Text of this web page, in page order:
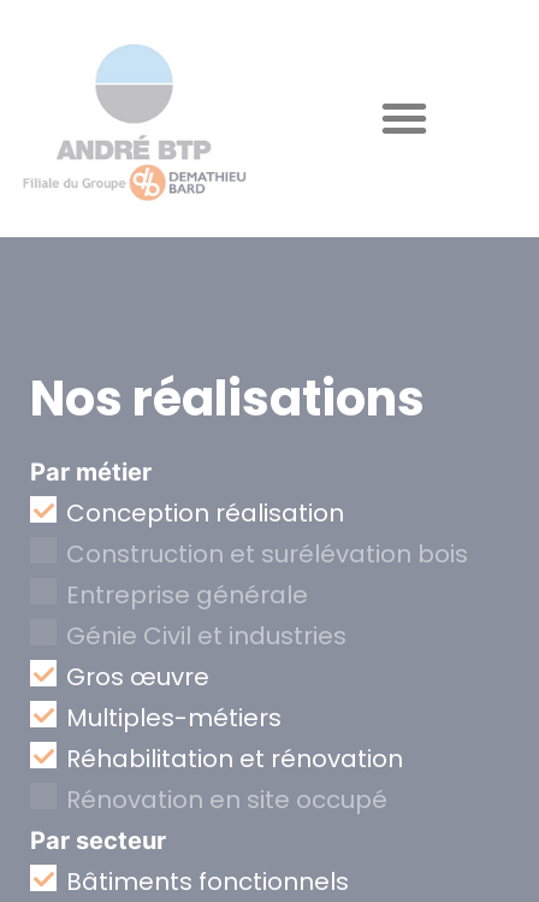
Nos réalisations
Par métier
Conception réalisation
Construction et surélévation bois
Entreprise générale
Génie Civil et industries
Gros œuvre
Multiples-métiers
Réhabilitation et rénovation
Rénovation en site occupé
Par secteur
Bâtiments fonctionnels